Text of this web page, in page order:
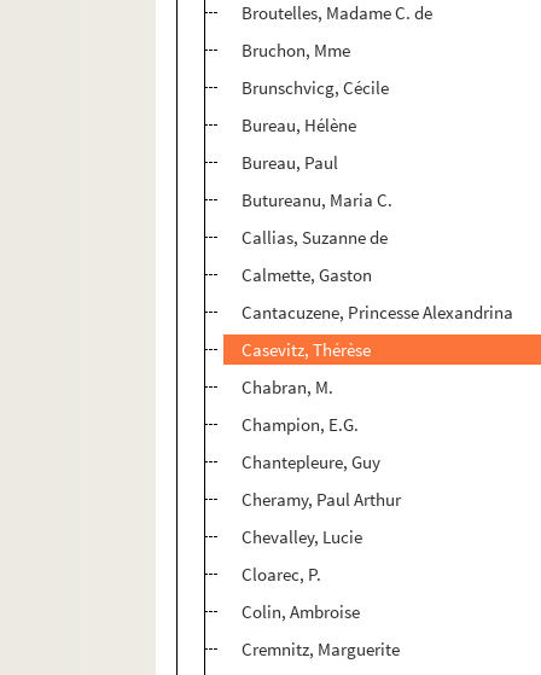
Broutelles, Madame C. de
Bruchon, Mme
Brunschvicg, Cécile
Bureau, Hélène
Bureau, Paul
Butureanu, Maria C.
Callias, Suzanne de
Calmette, Gaston
Cantacuzene, Princesse Alexandrina
Casevitz, Thérèse
Chabran, M.
Champion, E.G.
Chantepleure, Guy
Cheramy, Paul Arthur
Chevalley, Lucie
Cloarec, P.
Colin, Ambroise
Cremnitz, Marguerite